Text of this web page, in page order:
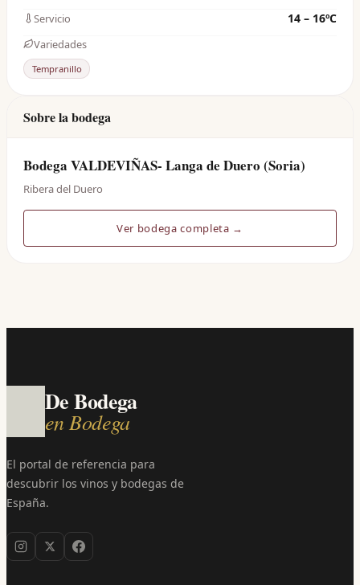
Servicio 14 – 16ºC
Variedades
Tempranillo
Sobre la bodega
Bodega VALDEVIÑAS- Langa de Duero (Soria)
Ribera del Duero
Ver bodega completa →
De Bodega
en Bodega
El portal de referencia para
descubrir los vinos y bodegas de
España.